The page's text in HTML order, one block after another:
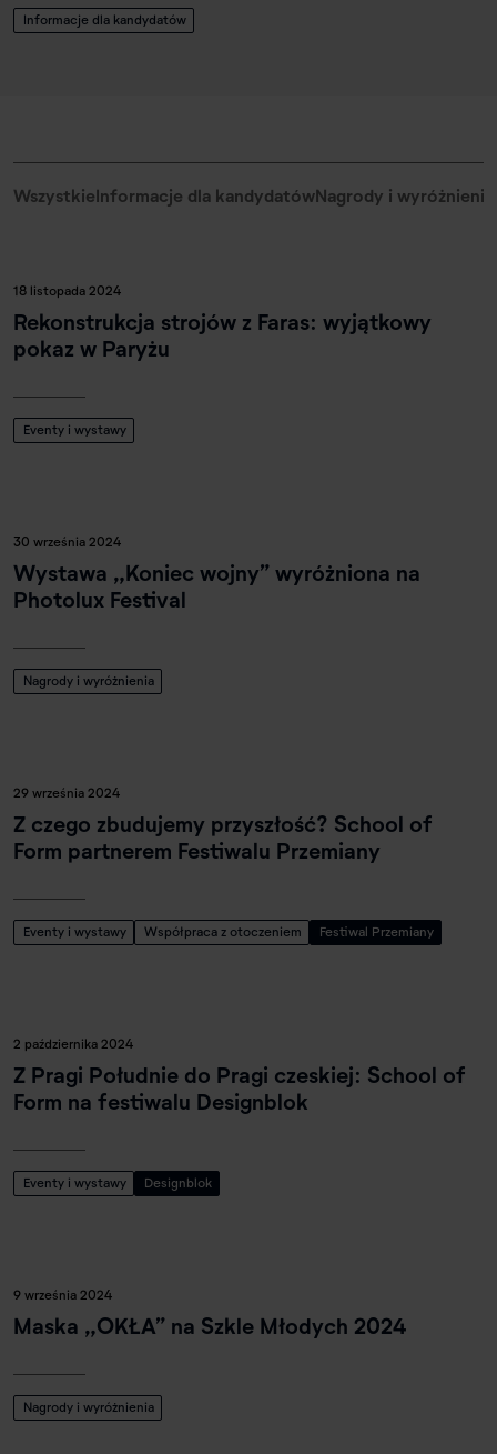
Informacje dla kandydatów
WszystkieInformacje dla kandydatówNagrody i wyróżnienia
18 listopada 2024
Rekonstrukcja strojów z Faras: wyjątkowy
pokaz w Paryżu
Eventy i wystawy
30 września 2024
Wystawa „Koniec wojny” wyróżniona na
Photolux Festival
Nagrody i wyróżnienia
29 września 2024
Z czego zbudujemy przyszłość? School of
Form partnerem Festiwalu Przemiany
Eventy i wystawy Współpraca z otoczeniem Festiwal Przemiany
2 października 2024
Z Pragi Południe do Pragi czeskiej: School of
Form na festiwalu Designblok
Eventy i wystawy Designblok
9 września 2024
Maska „OKŁA” na Szkle Młodych 2024
Nagrody i wyróżnienia